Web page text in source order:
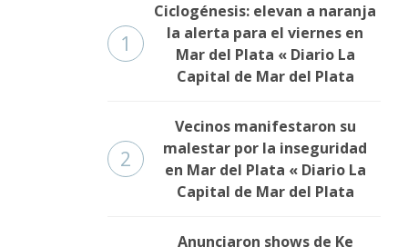
1
Ciclogénesis: elevan a naranja
la alerta para el viernes en
Mar del Plata « Diario La
Capital de Mar del Plata
2
Vecinos manifestaron su
malestar por la inseguridad
en Mar del Plata « Diario La
Capital de Mar del Plata
Anunciaron shows de Ke